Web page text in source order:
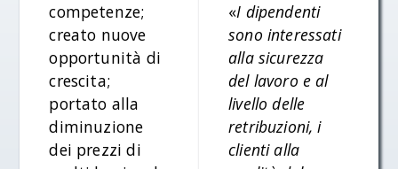
competenze;
creato nuove
opportunità di
crescita;
portato alla
diminuzione
dei prezzi di
«I dipendenti
sono interessati
alla sicurezza
del lavoro e al
livello delle
retribuzioni, i
clienti alla